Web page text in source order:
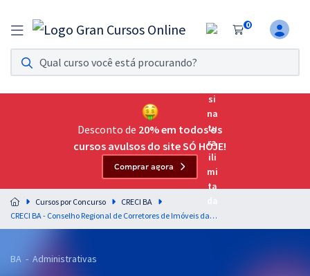
0
Assinatura Ilimitada 11
Acesso a todos os cursos. Teste grátis por 7 dias!
Assinatura OAB Até Passar
Acesso ilimitado a toda preparação para o Exame da
Residências Multiprofissionais
Preparação completa e intensiva para as principais
residências em saúde do Brasil
Desconto de 20% em todos os
cursos avulsos do site SÓ HOJE!
Comprar agora
Cursos por Concurso
CRECI BA
CRECI BA - Conselho Regional de Corretores de Imóveis da 9ª Região - Conhecimentos Complementares para Todos os Cargos - Professores: Equipe Gran Online
BA - Administrativas